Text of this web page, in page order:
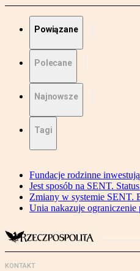
Powiązane
Polecane
Najnowsze
Tagi
Fundacje rodzinne
Jest sposób na SENT.
Zmiany w systemie SENT.
Unia nakazuje
KONTAKT